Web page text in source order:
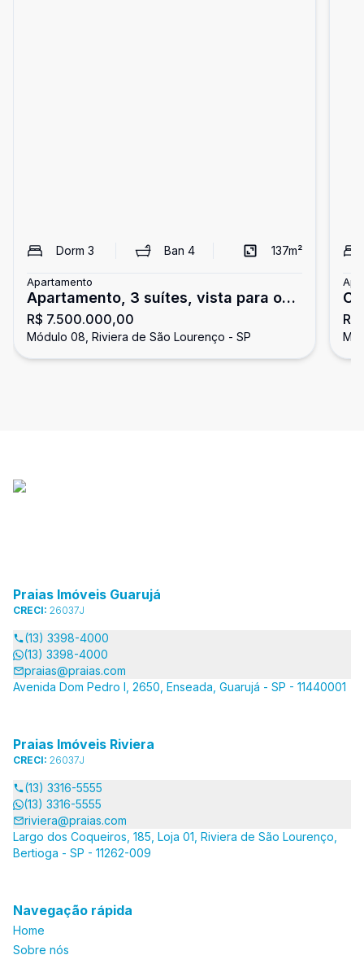
Dorm 3 Ban 4 137m²
Apartamento
Apartamento, 3 suítes, vista para o
mar, Riviera de São Lourenço.
R$ 7.500.000,00
Módulo 08, Riviera de São Lourenço - SP
o
Praias Imóveis Guarujá
CRECI: 26037J
(13) 3398-4000
(13) 3398-4000
praias@praias.com
Avenida Dom Pedro I, 2650, Enseada, Guarujá - SP - 11440001
Praias Imóveis Riviera
CRECI: 26037J
(13) 3316-5555
(13) 3316-5555
riviera@praias.com
Largo dos Coqueiros, 185, Loja 01, Riviera de São Lourenço,
Bertioga - SP - 11262-009
Navegação rápida
Home
Sobre nós